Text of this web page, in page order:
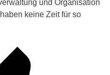
und Organisation
keine Zeit für so